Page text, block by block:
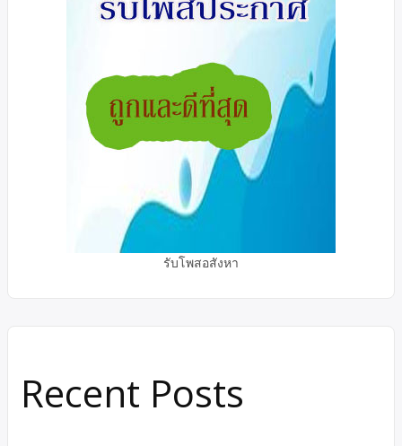
รับโพสอสังหา
Recent Posts